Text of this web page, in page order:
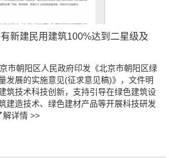
新建民用建筑100%达到二星级及
市朝阳区人民政府印发《北京市朝阳区绿
发展的实施意见(征求意见稿)》，文件明
筑技术科技创新，支持引导在绿色建筑设
建造技术、绿色建材产品等开展科技研发
解详情 >>